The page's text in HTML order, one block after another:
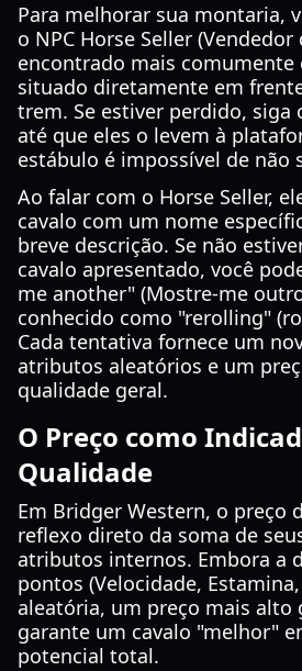
Para melhorar sua montaria,
o NPC Horse Seller (Vendedor
encontrado mais comumente
situado diretamente em
trem. Se estiver perdido,
até que eles o levem à
estábulo é impossível de não
Ao falar com o Horse Seller,
cavalo com um nome
breve descrição. Se não
cavalo apresentado, você
me another" (Mostre-me
conhecido como "rerolling"
Cada tentativa fornece um
atributos aleatórios e um
qualidade geral.
O Preço como
Qualidade
Em Bridger Western, o preço
reflexo direto da soma de
atributos internos. Embora a
pontos (Velocidade,
aleatória, um preço mais alto
garante um cavalo "melhor"
potencial total.